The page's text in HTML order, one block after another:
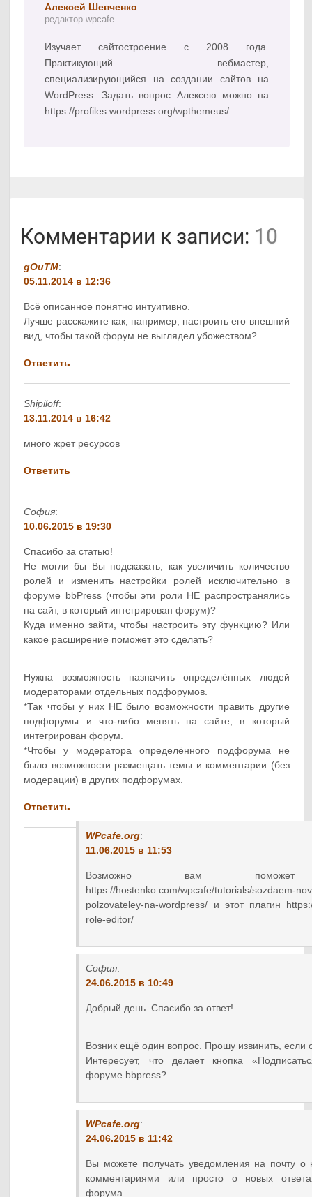
Алексей Шевченко
редактор wpcafe
Изучает сайтостроение с 2008 года.
Практикующий вебмастер,
специализирующийся на создании сайтов на
WordPress. Задать вопрос Алексею можно на
https://profiles.wordpress.org/wpthemeus/
Комментарии к записи: 10
gOuTM:
05.11.2014 в 12:36
Всё описанное понятно интуитивно.
Лучше расскажите как, например, настроить его внешний
вид, чтобы такой форум не выглядел убожеством?
Ответить
Shipiloff:
13.11.2014 в 16:42
много жрет ресурсов
Ответить
София:
10.06.2015 в 19:30
Спасибо за статью!
Не могли бы Вы подсказать, как увеличить количество
ролей и изменить настройки ролей исключительно в
форуме bbPress (чтобы эти роли НЕ распространялись
на сайт, в который интегрирован форум)?
Куда именно зайти, чтобы настроить эту функцию? Или
какое расширение поможет это сделать?
Нужна возможность назначить определённых людей
модераторами отдельных подфорумов.
*Так чтобы у них НЕ было возможности править другие
подфорумы и что-либо менять на сайте, в который
интегрирован форум.
*Чтобы у модератора определённого подфорума не
было возможности размещать темы и комментарии (без
модерации) в других подфорумах.
Ответить
WPcafe.org:
11.06.2015 в 11:53
Возможно вам
https://hostenko.com/wpcafe/tutorials/sozdaem-
polzovateley-na-wordpress/ и этот плагин
role-editor/
София:
24.06.2015 в 10:49
Добрый день. Спасибо за ответ!
Возник ещё один вопрос. Прошу извинить, если
Интересует, что делает кнопка
форуме bbpress?
WPcafe.org:
24.06.2015 в 11:42
Вы можете получать уведомления на почту о
комментариями или просто о новых
форума.